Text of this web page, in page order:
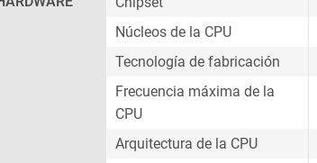
Núcleos de la CPU
Tecnología de fabricación
Frecuencia máxima de la
CPU
Arquitectura de la CPU